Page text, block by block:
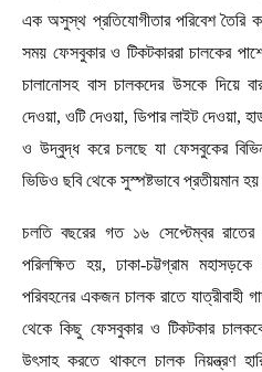
এক অসুস্থ প্রতিযোগীতার পরিবেশ তৈরি
সময় ফেসবুকার ও টিকটকাররা চালকের
চালানোসহ বাস চালকদের উসকে দিয়ে
দেওয়া, ওটি দেওয়া, ডিপার লাইট দেওয়া,
ও উদ্বুদ্ধ করে চলছে যা ফেসবুকের
ভিডিও ছবি থেকে সুস্পষ্টভাবে প্রতীয়মান
চলতি বছরের গত ১৬ সেপ্টেম্বর রাতের
পরিলক্ষিত হয়, ঢাকা-চট্টগ্রাম মহাসড়কে
পরিবহনের একজন চালক রাতে যাত্রীবাহী
থেকে কিছু ফেসবুকার ও টিকটকার
উৎসাহ করতে থাকলে চালক নিয়ন্ত্রণ